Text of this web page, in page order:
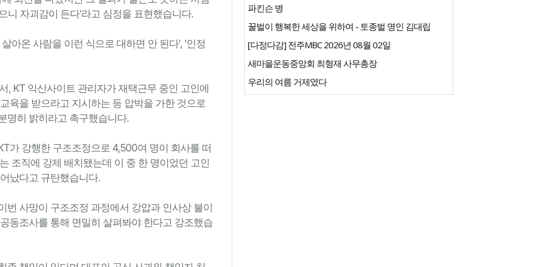
니 자괴감이 든다'라고 심정을 표현했습니다.
아온 사람을 이런 식으로 대하면 안 된다', '인정
, KT 익산사이트 관리자가 재택근무 중인 고인에
육을 받으라고 지시하는 등 압박을 가한 것으로
명히 밝히라고 촉구했습니다.
가 강행한 구조조정으로 4,500여 명이 회사를 떠
조직에 강제 배치됐는데 이 중 한 명이었던 고인
났다고 규탄했습니다.
번 사망이 구조조정 과정에서 강압과 인사상 불이
동조사를 통해 면밀히 살펴봐야 한다고 강조했습
파킨슨 병
꿀벌이 행복한 세상을 위하여 - 토종벌 명인 김대립
[다정다감] 전주MBC 2026년 08월 02일
새마을운동중앙회 최형재 사무총장
우리의 여름 거제였다